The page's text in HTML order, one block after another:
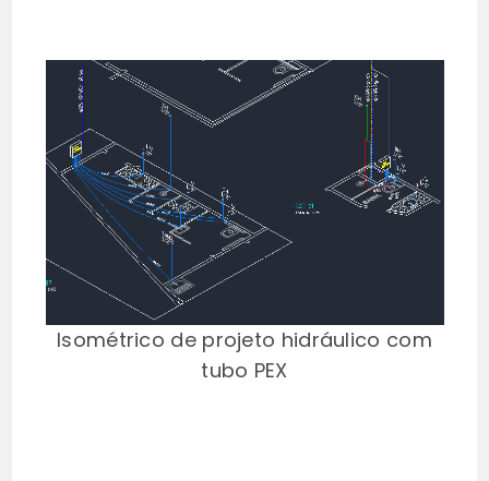
Isométrico de projeto hidráulico com
tubo PEX